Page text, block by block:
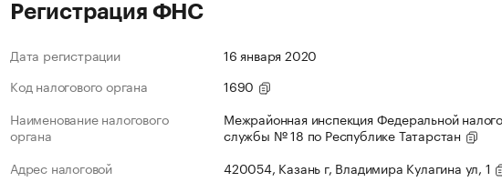
Регистрация ФНС
Дата регистрации
16 января 2020
Код налогового органа
1690
Наименование налогового
органа
Межрайонная инспекция Федеральной
службы № 18 по Республике Татарстан
Адрес налоговой
420054, Казань г, Владимира Кулагина ул, 1